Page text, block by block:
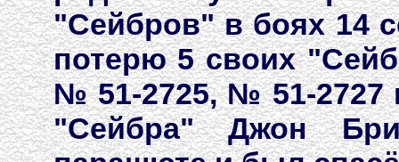
"Сейбров" в боях 14
потерю 5 своих
№ 51-2725, № 51-2727
"Сейбра" Джон